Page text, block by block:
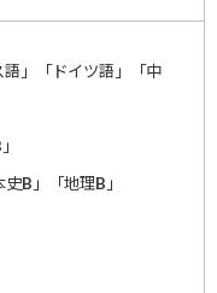
」「ドイツ語」「中
B」「地理B」